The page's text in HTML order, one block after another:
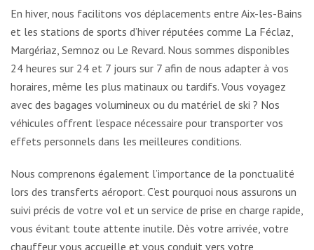
En hiver, nous facilitons vos déplacements entre Aix-les-Bains
et les stations de sports d’hiver réputées comme La Féclaz,
Margériaz, Semnoz ou Le Revard. Nous sommes disponibles
24 heures sur 24 et 7 jours sur 7 afin de nous adapter à vos
horaires, même les plus matinaux ou tardifs. Vous voyagez
avec des bagages volumineux ou du matériel de ski ? Nos
véhicules offrent l’espace nécessaire pour transporter vos
effets personnels dans les meilleures conditions.
Nous comprenons également l’importance de la ponctualité
lors des transferts aéroport. C’est pourquoi nous assurons un
suivi précis de votre vol et un service de prise en charge rapide,
vous évitant toute attente inutile. Dès votre arrivée, votre
chauffeur vous accueille et vous conduit vers votre